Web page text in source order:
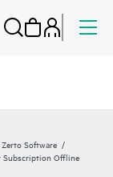
Zerto Software
Subscription Offline